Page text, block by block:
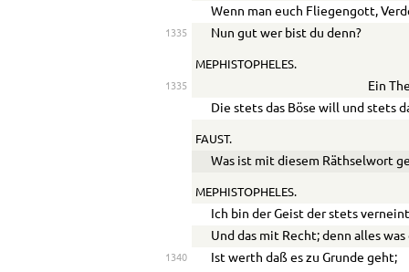
Wenn man euch Fliegengott,
1335 Nun gut wer bist du denn?
MEPHISTOPHELES.
1335
Ein
Die stets das Böse will und stets
FAUST.
Was ist mit diesem Räthselwort
MEPHISTOPHELES.
Ich bin der Geist der stets
Und das mit Recht; denn alles
1340
Ist werth daß es zu Grunde geht;